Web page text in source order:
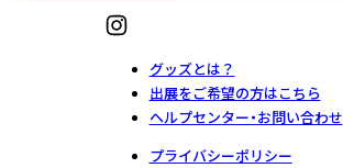
グッズとは？
出展をご希望の方はこちら
ヘルプセンター・お問い合わせ
プライバシーポリシー